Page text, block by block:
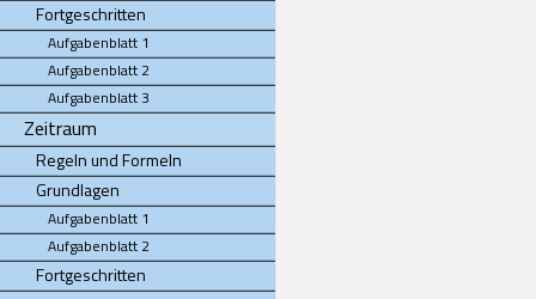
Fortgeschritten
Aufgabenblatt 1
Aufgabenblatt 2
Aufgabenblatt 3
Zeitraum
Regeln und Formeln
Grundlagen
Aufgabenblatt 1
Aufgabenblatt 2
Fortgeschritten